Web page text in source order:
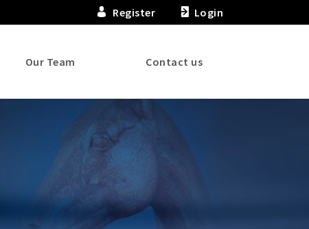
Register Login
Our Team Contact us